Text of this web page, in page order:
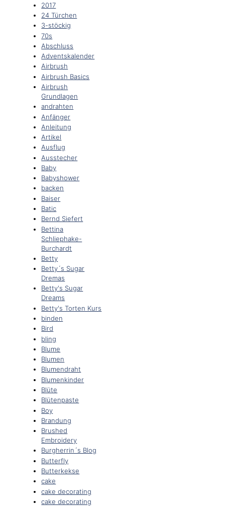
2017
24 Türchen
3-stöckig
70s
Abschluss
Adventskalender
Airbrush
Airbrush Basics
Airbrush
Grundlagen
andrahten
Anfänger
Anleitung
Artikel
Ausflug
Ausstecher
Baby
Babyshower
backen
Baiser
Batic
Bernd Siefert
Bettina
Schliephake-
Burchardt
Betty
Betty´s Sugar
Dremas
Betty's Sugar
Dreams
Betty's Torten Kurs
binden
Bird
bling
Blume
Blumen
Blumendraht
Blumenkinder
Blüte
Blütenpaste
Boy
Brandung
Brushed
Embroidery
Burgherrin´s Blog
Butterfly
Butterkekse
cake
cake decorating
cake decorating